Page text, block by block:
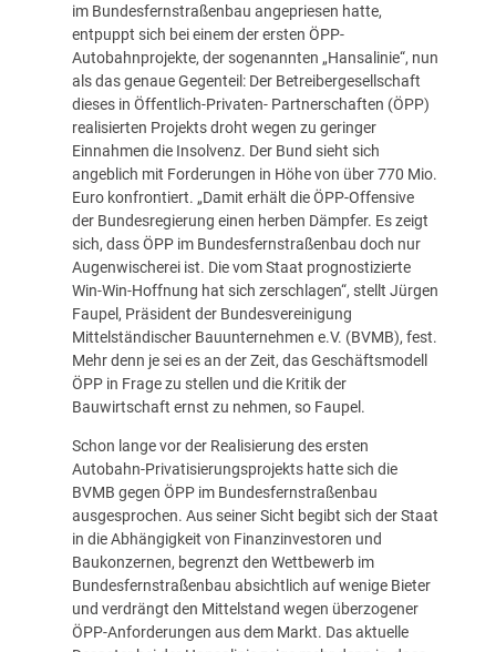
im Bundesfernstraßenbau angepriesen hatte,
entpuppt sich bei einem der ersten ÖPP-
Autobahnprojekte, der sogenannten „Hansalinie“, nun
als das genaue Gegenteil: Der Betreibergesellschaft
dieses in Öffentlich-Privaten- Partnerschaften (ÖPP)
realisierten Projekts droht wegen zu geringer
Einnahmen die Insolvenz. Der Bund sieht sich
angeblich mit Forderungen in Höhe von über 770 Mio.
Euro konfrontiert. „Damit erhält die ÖPP-Offensive
der Bundesregierung einen herben Dämpfer. Es zeigt
sich, dass ÖPP im Bundesfernstraßenbau doch nur
Augenwischerei ist. Die vom Staat prognostizierte
Win-Win-Hoffnung hat sich zerschlagen“, stellt Jürgen
Faupel, Präsident der Bundesvereinigung
Mittelständischer Bauunternehmen e.V. (BVMB), fest.
Mehr denn je sei es an der Zeit, das Geschäftsmodell
ÖPP in Frage zu stellen und die Kritik der
Bauwirtschaft ernst zu nehmen, so Faupel.
Schon lange vor der Realisierung des ersten
Autobahn-Privatisierungsprojekts hatte sich die
BVMB gegen ÖPP im Bundesfernstraßenbau
ausgesprochen. Aus seiner Sicht begibt sich der Staat
in die Abhängigkeit von Finanzinvestoren und
Baukonzernen, begrenzt den Wettbewerb im
Bundesfernstraßenbau absichtlich auf wenige Bieter
und verdrängt den Mittelstand wegen überzogener
ÖPP-Anforderungen aus dem Markt. Das aktuelle